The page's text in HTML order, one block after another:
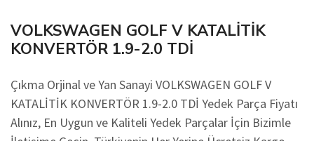
VOLKSWAGEN GOLF V KATALİTİK
KONVERTÖR 1.9-2.0 TDİ
Çıkma Orjinal ve Yan Sanayi VOLKSWAGEN GOLF V
KATALİTİK KONVERTÖR 1.9-2.0 TDİ Yedek Parça Fiyatı
Alınız, En Uygun ve Kaliteli Yedek Parçalar İçin Bizimle